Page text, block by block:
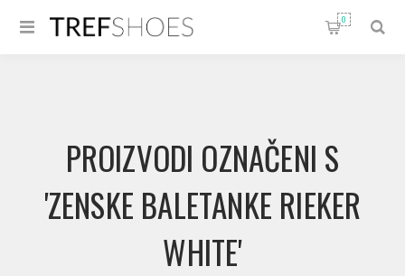
0
PROIZVODI OZNAČENI S
'ZENSKE BALETANKE RIEKER
WHITE'